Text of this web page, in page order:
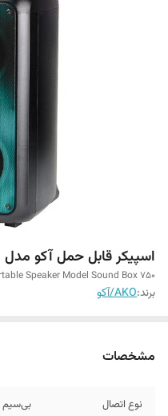
اسپیکر قابل حمل آکو مدل Sound box 750
Speaker Model Sound Box 750
برند:AKO/آکو
مشخصات
نوع اتصال بی‌سیم